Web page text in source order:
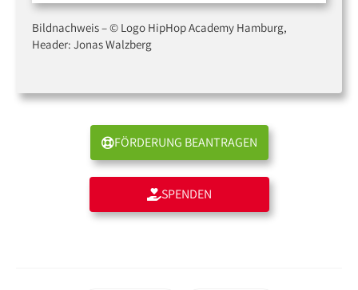
Bildnachweis – © Logo HipHop Academy Hamburg,
Header: Jonas Walzberg
FÖRDERUNG BEANTRAGEN
SPENDEN